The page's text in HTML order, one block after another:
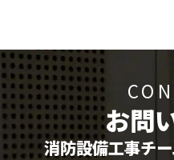
お問
消防設備工事チ